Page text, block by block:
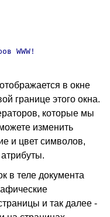
WWW!
в окне
границе этого окна.
которые мы
изменить
и цвет символов,
в теле документа
и так далее -